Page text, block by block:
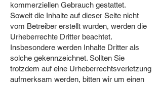
kommerziellen Gebrauch gestattet.
Soweit die Inhalte auf dieser Seite nicht
vom Betreiber erstellt wurden, werden die
Urheberrechte Dritter beachtet.
Insbesondere werden Inhalte Dritter als
solche gekennzeichnet. Sollten Sie
trotzdem auf eine Urheberrechtsverletzung
aufmerksam werden, bitten wir um einen